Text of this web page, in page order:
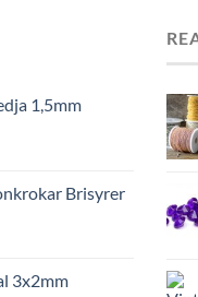
1,5mm
Brisyrer
3x2mm